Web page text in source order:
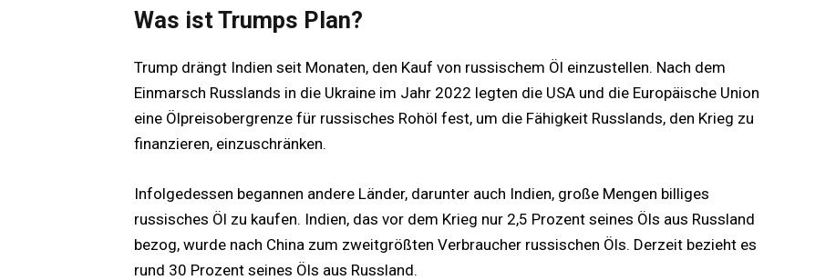
Was ist Trumps Plan?
Trump drängt Indien seit Monaten, den Kauf von russischem Öl einzustellen. Nach dem
Einmarsch Russlands in die Ukraine im Jahr 2022 legten die USA und die Europäische Union
eine Ölpreisobergrenze für russisches Rohöl fest, um die Fähigkeit Russlands, den Krieg zu
finanzieren, einzuschränken.
Infolgedessen begannen andere Länder, darunter auch Indien, große Mengen billiges
russisches Öl zu kaufen. Indien, das vor dem Krieg nur 2,5 Prozent seines Öls aus Russland
bezog, wurde nach China zum zweitgrößten Verbraucher russischen Öls. Derzeit bezieht es
rund 30 Prozent seines Öls aus Russland.